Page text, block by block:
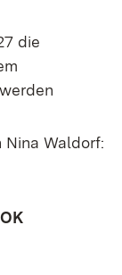
die
Waldorf: